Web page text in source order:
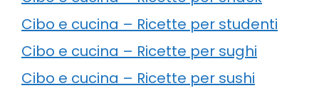
Cibo e cucina – Ricette per studenti
Cibo e cucina – Ricette per sughi
Cibo e cucina – Ricette per sushi